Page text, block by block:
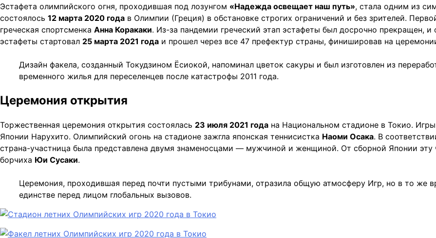
Эстафета олимпийского огня, проходившая под лозунгом «Надежда освещает наш путь», стала одним из
состоялось 12 марта 2020 года в Олимпии (Греция) в обстановке строгих ограничений и без зрителей.
греческая спортсменка Анна Коракаки. Из-за пандемии греческий этап эстафеты был досрочно прекращен,
эстафеты стартовал 25 марта 2021 года и прошел через все 47 префектур страны, финишировав на
Дизайн факела, созданный Токудзином Ёсиокой, напоминал цветок сакуры и был изготовлен из
временного жилья для переселенцев после катастрофы 2011 года.
Церемония открытия
Торжественная церемония открытия состоялась 23 июля 2021 года на Национальном стадионе в Токио.
Японии Нарухито. Олимпийский огонь на стадионе зажгла японская теннисистка Наоми Осака. В
страна-участница была представлена двумя знаменосцами — мужчиной и женщиной. От сборной Японии эту
борчиха Юи Сусаки.
Церемония, проходившая перед почти пустыми трибунами, отразила общую атмосферу Игр, но в то же
единстве перед лицом глобальных вызовов.